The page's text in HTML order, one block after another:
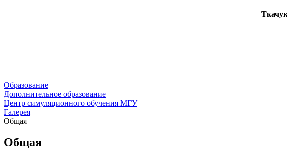
Образование
Дополнительное образование
Центр симуляционного обучения МГУ
Галерея
Общая
Общая